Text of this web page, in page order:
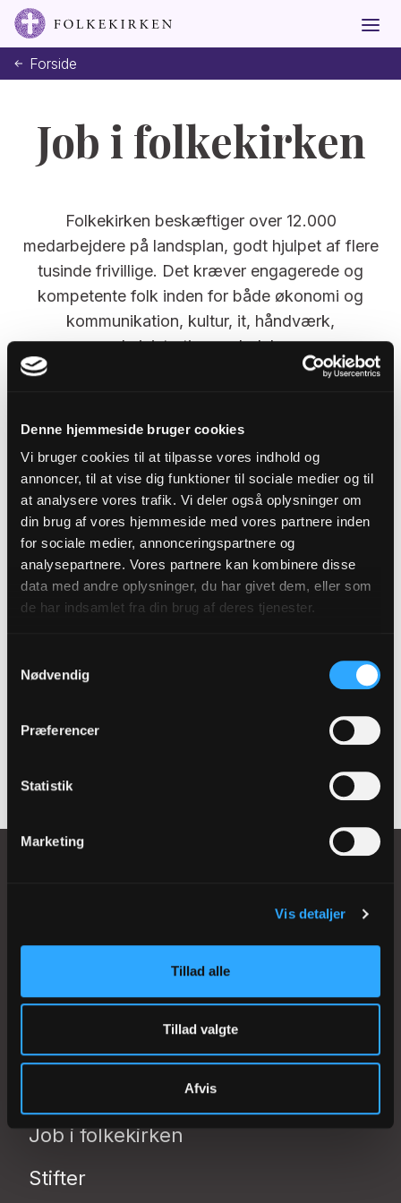
Denne hjemmeside bruger cookies
Vi bruger cookies til at tilpasse vores indhold og
annoncer, til at vise dig funktioner til sociale medier og til
at analysere vores trafik. Vi deler også oplysninger om
din brug af vores hjemmeside med vores partnere inden
for sociale medier, annonceringspartnere og
analysepartnere. Vores partnere kan kombinere disse
data med andre oplysninger, du har givet dem, eller som
de har indsamlet fra din brug af deres tjenester.
Nødvendig
Præferencer
Statistik
Marketing
Vis detaljer
Tillad alle
Tillad valgte
Afvis
Forside
Job i folkekirken
Folkekirken beskæftiger over 12.000
medarbejdere på landsplan, godt hjulpet af flere
tusinde frivillige. Det kræver engagerede og
kompetente folk inden for både økonomi og
kommunikation, kultur, it, håndværk,
administration og ledelse.
Læs mere om,
hvem der arbejder i kirken her.
herunder.
Stillingsopslagene er et udtræk fra Jobnet. Når
stillingsopslaget ligger der, er det også at finde
nedenfor.
nyhedsbrev
Tilmeld
redaktion@folkekirken.dk
Nyheder
Find præst eller kirke
Job i folkekirken
Stifter